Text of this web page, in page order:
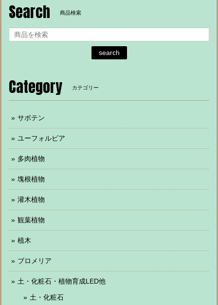
Search 商品検索
search
Category カテゴリー
サボテン
ユーフォルビア
多肉植物
塊根植物
灌木植物
観葉植物
植木
ブロメリア
土・化粧石・植物育成LED他
土・化粧石